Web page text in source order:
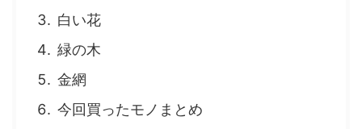
白い花
緑の木
金網
今回買ったモノまとめ